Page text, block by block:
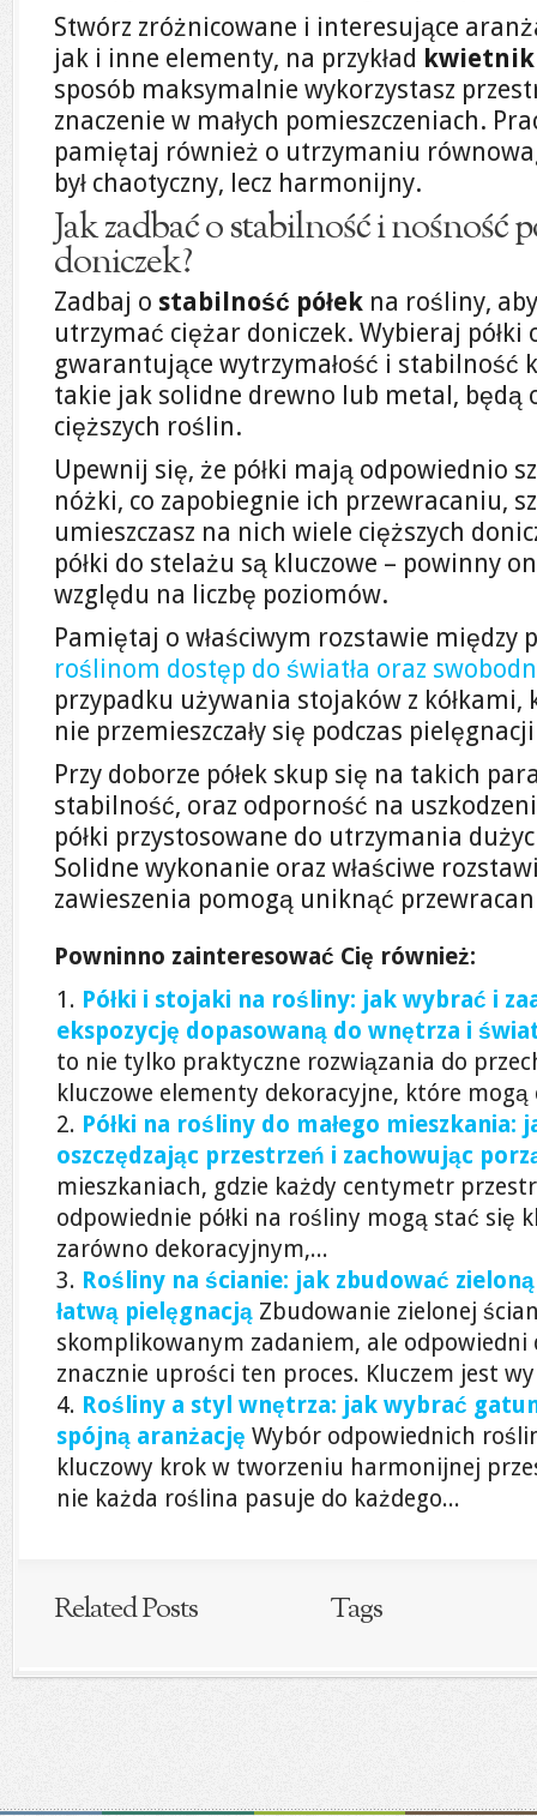
Stwórz zróżnicowane i interesujące
jak i inne elementy, na przykład
sposób maksymalnie wykorzystasz
znaczenie w małych pomieszczeniach.
pamiętaj również o utrzymaniu
był chaotyczny, lecz harmonijny.
Jak zadbać o stabilność i nośność
doniczek?
Zadbaj o stabilność półek na rośliny,
utrzymać ciężar doniczek. Wybieraj
gwarantujące wytrzymałość i stabilność
takie jak solidne drewno lub metal, będą
cięższych roślin.
Upewnij się, że półki mają odpowiednio
nóżki, co zapobiegnie ich przewracaniu,
umieszczasz na nich wiele cięższych
półki do stelażu są kluczowe – powinny
względu na liczbę poziomów.
Pamiętaj o właściwym rozstawie między
roślinom dostęp do światła oraz
przypadku używania stojaków z kółkami,
nie przemieszczały się podczas
Przy doborze półek skup się na takich
stabilność, oraz odporność na
półki przystosowane do utrzymania
Solidne wykonanie oraz właściwe
zawieszenia pomogą uniknąć
Powninno zainteresować Cię również:
Półki i stojaki na rośliny: jak wybrać i
ekspozycję dopasowaną do wnętrza i
to nie tylko praktyczne rozwiązania do
kluczowe elementy dekoracyjne, które mogą
Półki na rośliny do małego mieszkania:
oszczędzając przestrzeń i zachowując
mieszkaniach, gdzie każdy centymetr
odpowiednie półki na rośliny mogą stać się
zarówno dekoracyjnym,...
Rośliny na ścianie: jak zbudować
łatwą pielęgnacją Zbudowanie zielonej
skomplikowanym zadaniem, ale
znacznie uprości ten proces. Kluczem jest
Rośliny a styl wnętrza: jak wybrać
spójną aranżację Wybór odpowiednich
kluczowy krok w tworzeniu harmonijnej
nie każda roślina pasuje do każdego...
Related Posts Tags